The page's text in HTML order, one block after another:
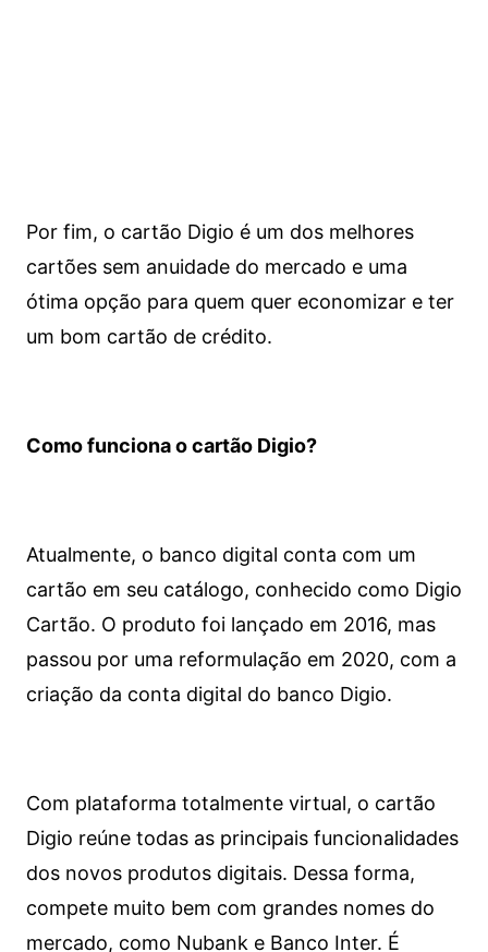
Por fim, o cartão Digio é um dos melhores
cartões sem anuidade do mercado e uma
ótima opção para quem quer economizar e ter
um bom cartão de crédito.
Como funciona o cartão Digio?
Atualmente, o banco digital conta com um
cartão em seu catálogo, conhecido como Digio
Cartão. O produto foi lançado em 2016, mas
passou por uma reformulação em 2020, com a
criação da conta digital do banco Digio.
Com plataforma totalmente virtual, o cartão
Digio reúne todas as principais funcionalidades
dos novos produtos digitais. Dessa forma,
compete muito bem com grandes nomes do
mercado, como Nubank e Banco Inter. É